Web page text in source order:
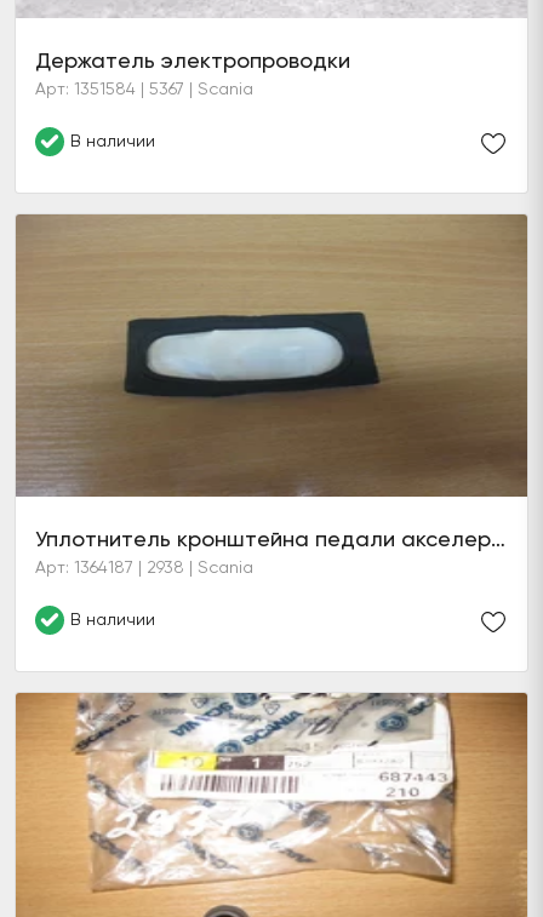
Держатель электропроводки
Арт: 1351584 | 5367 | Scania
В наличии
Уплотнитель кронштейна педали акселератора
Арт: 1364187 | 2938 | Scania
В наличии